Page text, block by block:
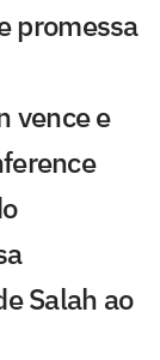
promessa
vence e
Salah ao